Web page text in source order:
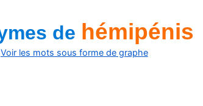
de hémipénis
Voir les mots sous forme de graphe